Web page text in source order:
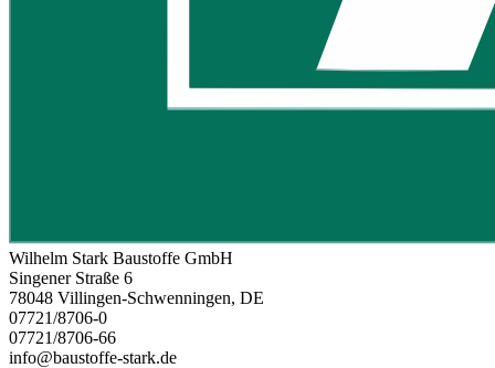
Wilhelm Stark Baustoffe GmbH
Singener Straße 6
78048 Villingen-Schwenningen, DE
07721/8706-0
07721/8706-66
info@baustoffe-stark.de